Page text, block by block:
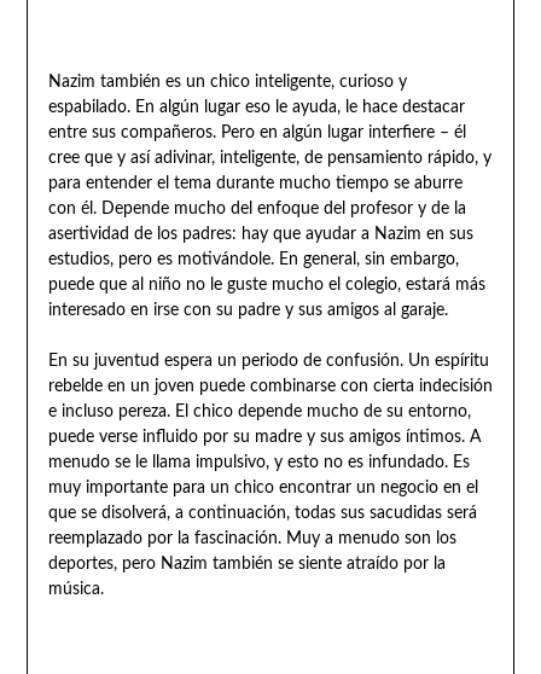
Nazim también es un chico inteligente, curioso y
espabilado. En algún lugar eso le ayuda, le hace destacar
entre sus compañeros. Pero en algún lugar interfiere – él
cree que y así adivinar, inteligente, de pensamiento rápido, y
para entender el tema durante mucho tiempo se aburre
con él. Depende mucho del enfoque del profesor y de la
asertividad de los padres: hay que ayudar a Nazim en sus
estudios, pero es motivándole. En general, sin embargo,
puede que al niño no le guste mucho el colegio, estará más
interesado en irse con su padre y sus amigos al garaje.
En su juventud espera un periodo de confusión. Un espíritu
rebelde en un joven puede combinarse con cierta indecisión
e incluso pereza. El chico depende mucho de su entorno,
puede verse influido por su madre y sus amigos íntimos. A
menudo se le llama impulsivo, y esto no es infundado. Es
muy importante para un chico encontrar un negocio en el
que se disolverá, a continuación, todas sus sacudidas será
reemplazado por la fascinación. Muy a menudo son los
deportes, pero Nazim también se siente atraído por la
música.